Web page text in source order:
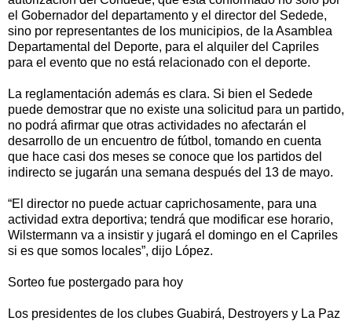
el Gobernador del departamento y el director del Sedede,
sino por representantes de los municipios, de la Asamblea
Departamental del Deporte, para el alquiler del Capriles
para el evento que no está relacionado con el deporte.
La reglamentación además es clara. Si bien el Sedede
puede demostrar que no existe una solicitud para un partido,
no podrá afirmar que otras actividades no afectarán el
desarrollo de un encuentro de fútbol, tomando en cuenta
que hace casi dos meses se conoce que los partidos del
indirecto se jugarán una semana después del 13 de mayo.
“El director no puede actuar caprichosamente, para una
actividad extra deportiva; tendrá que modificar ese horario,
Wilstermann va a insistir y jugará el domingo en el Capriles
si es que somos locales”, dijo López.
Sorteo fue postergado para hoy
Los presidentes de los clubes Guabirá, Destroyers y La Paz